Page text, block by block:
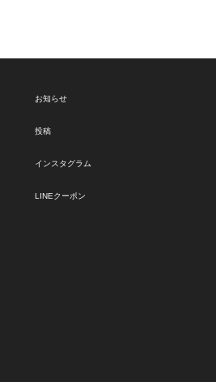
お知らせ
投稿
インスタグラム
LINEクーポン